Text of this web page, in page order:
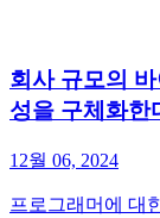
회사 규모의
성을 구체화한
12월 06, 2024
프로그래머에 대